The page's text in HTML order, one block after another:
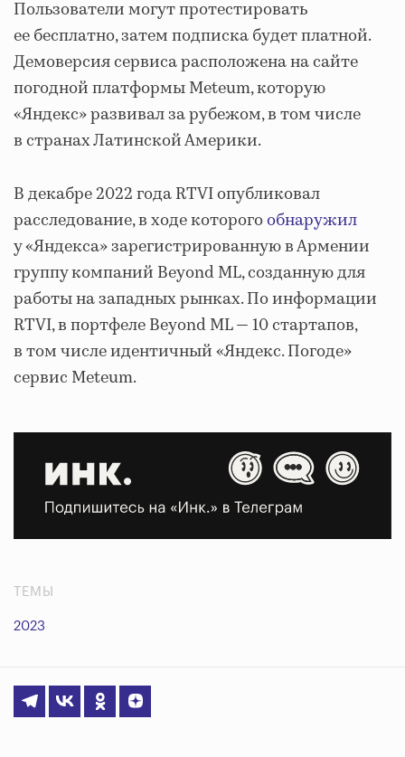
Пользователи могут протестировать
ее бесплатно, затем подписка будет платной.
Демоверсия сервиса расположена на сайте
погодной платформы Meteum, которую
«Яндекс» развивал за рубежом, в том числе
в странах Латинской Америки.
В декабре 2022 года RTVI опубликовал
расследование, в ходе которогообнаружил
у «Яндекса» зарегистрированную в Армении
группу компаний Beyond ML, созданную для
работы на западных рынках. По информации
RTVI, в портфеле Beyond ML — 10 стартапов,
в том числе идентичный «Яндекс. Погоде»
сервис Meteum.
ТЕМЫ
2023